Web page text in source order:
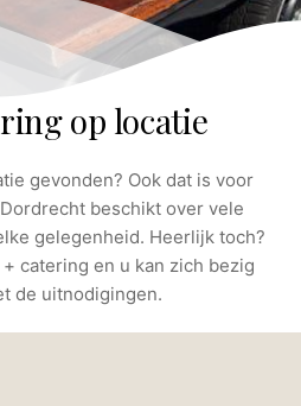
op locatie
gevonden? Ook dat is voor
beschikt over vele
gelegenheid. Heerlijk toch?
catering en u kan zich bezig
de uitnodigingen.